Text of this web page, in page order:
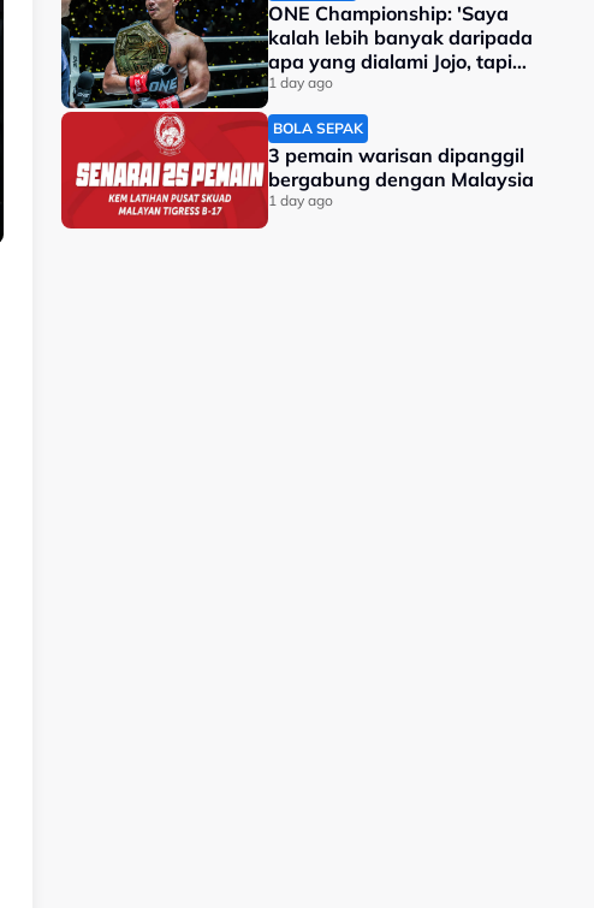
ONE Championship: 'Saya
kalah lebih banyak daripada
apa yang dialami Jojo, tapi
saya jadi juara dunia'
1 day ago
BOLA SEPAK
3 pemain warisan dipanggil
bergabung dengan Malaysia
1 day ago